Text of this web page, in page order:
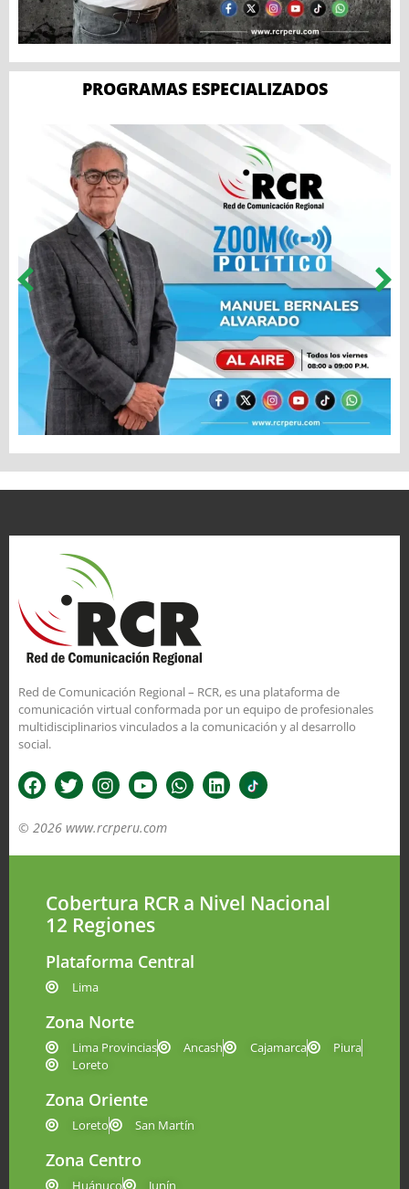
PROGRAMAS ESPECIALIZADOS
Red de Comunicación Regional – RCR, es una plataforma de
comunicación virtual conformada por un equipo de profesionales
multidisciplinarios vinculados a la comunicación y al desarrollo
social.
© 2026 www.rcrperu.com
Cobertura RCR a Nivel Nacional
12 Regiones
Plataforma Central
Lima
Zona Norte
Lima Provincias Ancash Cajamarca
Piura
Loreto
Zona Oriente
Loreto San Martín
Zona Centro
Huánuco Junín